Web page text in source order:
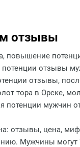
отзывы
повышение
отзывы
отзывы,
тора в Орске,
потенции мужчин
отзывы, цена,
Мужчины